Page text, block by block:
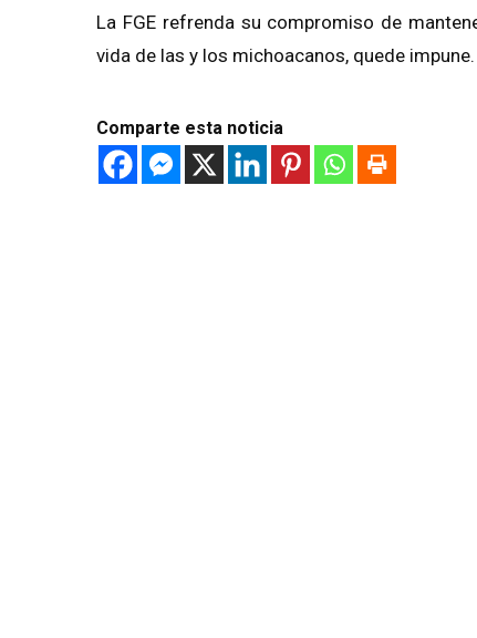
La FGE refrenda su compromiso de
vida de las y los michoacanos, quede impune.
Comparte esta noticia